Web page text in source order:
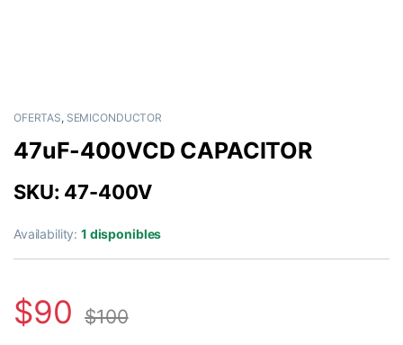
OFERTAS, SEMICONDUCTOR
47uF-400VCD CAPACITOR
SKU: 47-400V
Availability:1 disponibles
$90 $100